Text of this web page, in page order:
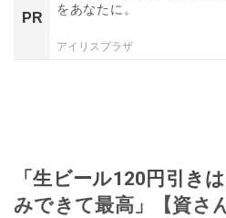
PR
をあなたに。
アイリスプラザ
「生ビール120円引き
みできて最高」【資さ